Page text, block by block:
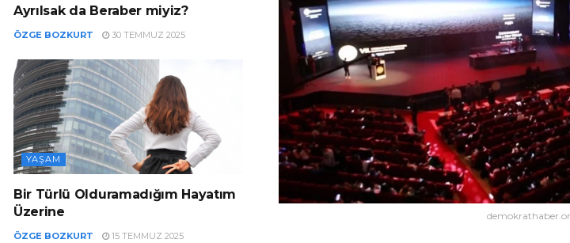
Ayrılsak da Beraber miyiz?
ÖZGE BOZKURT 30 TEMMUZ 2025
YAŞAM
Bir Türlü Olduramadığım Hayatım
Üzerine
ÖZGE BOZKURT 15 TEMMUZ 2025